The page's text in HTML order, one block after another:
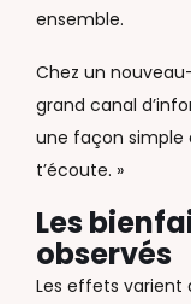
ensemble.
Chez un
grand canal
une façon simple
t’écoute. »
Les
observés
Les effets varient